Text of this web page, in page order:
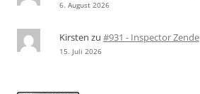
6. August 2026
Kirsten zu #931 - Inspector Zende
15. Juli 2026